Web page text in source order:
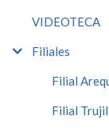
VIDEOTECA
Filiales
Filial
Filial